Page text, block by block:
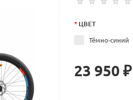
* ЦВЕТ
Тёмно-синий
23 950 ₽